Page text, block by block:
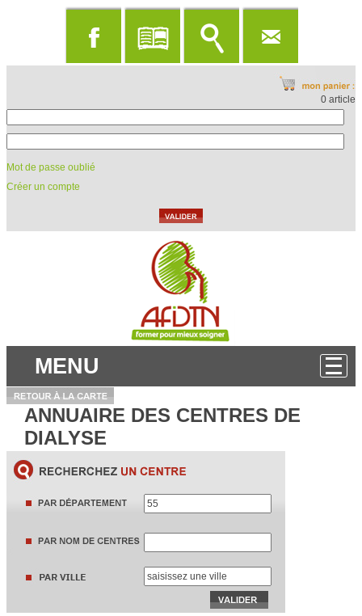
0 article
Mot de passe oublié
Créer un compte
MENU
ANNUAIRE DES CENTRES DE
DIALYSE